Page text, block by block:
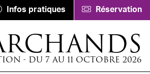
Infos pratiques Réservation
- DU 7 AU 11 OCTOBRE 2026